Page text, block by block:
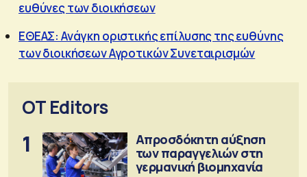
ευθύνες των διοικήσεων
ΕΘΕΑΣ: Ανάγκη οριστικής επίλυσης της ευθύνης
των διοικήσεων Αγροτικών Συνεταιρισμών
OT Editors
1
Απροσδόκητη αύξηση
των παραγγελιών στη
γερμανική βιομηχανία